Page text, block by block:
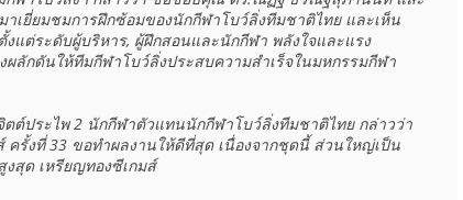
ยี่ยมชมการฝึกซ้อมของนักกีฬาโบว์ลิ่งทีมชาติไทย และเห็น
แต่ระดับผู้บริหาร, ผู้ฝึกสอนและนักกีฬา พลังใจและแรง
กดันให้ทีมกีฬาโบว์ลิ่งประสบความสำเร็จในมหกรรมกีฬา
รั้งที่ 33 ขอทำผลงานให้ดีที่สุด เนื่องจากชุดนี้ ส่วนใหญ่เป็น
งสุด เหรียญทองซีเกมส์